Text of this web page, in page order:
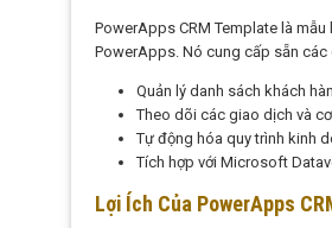
PowerApps CRM Template là
PowerApps. Nó cung cấp sẵn
Quản lý danh sách khách
Theo dõi các giao dịch và
Tự động hóa quy trình kinh
Tích hợp với Microsoft
Lợi Ích Của PowerApps